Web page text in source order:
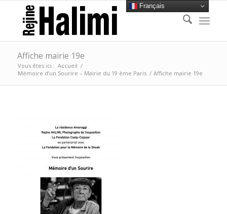
Affiche mairie 19e
Vous êtes ici : Accueil /
Mémoire d’un Sourire – Mairie du 19 ème Paris / Affiche mairie 19e
Français